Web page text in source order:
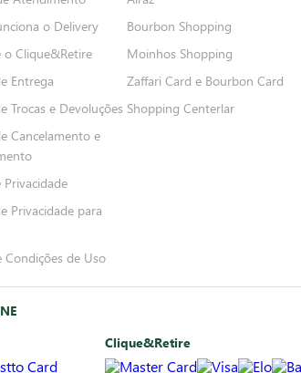
o Delivery
o Clique&Retire
Entrega
Trocas e Devoluções
Cancelamento e
Privacidade
Privacidade para
Condições de Uso
Bourbon Shopping
Moinhos Shopping
Zaffari Card e Bourbon Card
Shopping Centerlar
Clique&Retire